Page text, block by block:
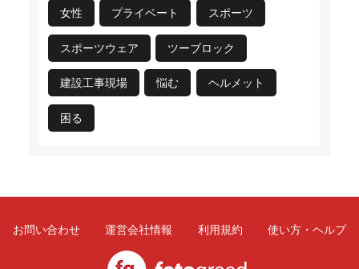
女性 プライベート スポーツ
スポーツウェア ツーブロック
建設工事現場 悩む ヘルメット
困る
お問い合わせ 運営会社情報 利用規約 使い方・ヘルプ